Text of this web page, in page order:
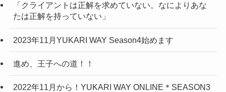
「クライアントは正解を求めていない。なによりあな
たは正解を持っていない」
2023年11月YUKARI WAY Season4始めます
進め、王子への道！！
2022年11月から！YUKARI WAY ONLINE＊SEASON3